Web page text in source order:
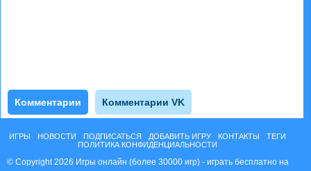
Комментарии Комментарии VK
ИГРЫ НОВОСТИ ПОДПИСАТЬСЯ ДОБАВИТЬ ИГРУ КОНТАКТЫ
ТЕГИ
ПОЛИТИКА КОНФИДЕНЦИАЛЬНОСТИ
© Copyright 2026 Игры онлайн (более 30000 игр) - играть бесплатно на